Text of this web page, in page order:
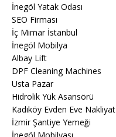
İnegöl Yatak Odası
SEO Firması
İç Mimar İstanbul
İnegöl Mobilya
Albay Lift
DPF Cleaning Machines
Usta Pazar
Hidrolik Yük Asansörü
Kadıköy Evden Eve Nakliyat
İzmir Şantiye Yemeği